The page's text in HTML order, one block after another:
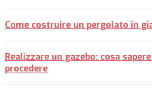
Come costruire un pergolato in
Realizzare un gazebo: cosa
procedere